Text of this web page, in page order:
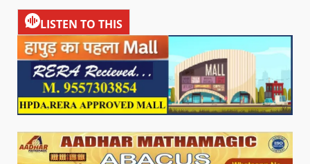
LISTEN TO THIS